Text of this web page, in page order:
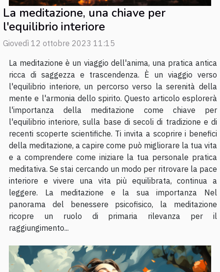
La meditazione, una chiave per
l'equilibrio interiore
Giovedì 12 ottobre 2023 11:15
La meditazione è un viaggio dell'anima, una pratica antica
ricca di saggezza e trascendenza. È un viaggio verso
l'equilibrio interiore, un percorso verso la serenità della
mente e l'armonia dello spirito. Questo articolo esplorerà
l'importanza della meditazione come chiave per
l'equilibrio interiore, sulla base di secoli di tradizione e di
recenti scoperte scientifiche. Ti invita a scoprire i benefici
della meditazione, a capire come può migliorare la tua vita
e a comprendere come iniziare la tua personale pratica
meditativa. Se stai cercando un modo per ritrovare la pace
interiore e vivere una vita più equilibrata, continua a
leggere. La meditazione e la sua importanza Nel
panorama del benessere psicofisico, la meditazione
ricopre un ruolo di primaria rilevanza per il
raggiungimento...